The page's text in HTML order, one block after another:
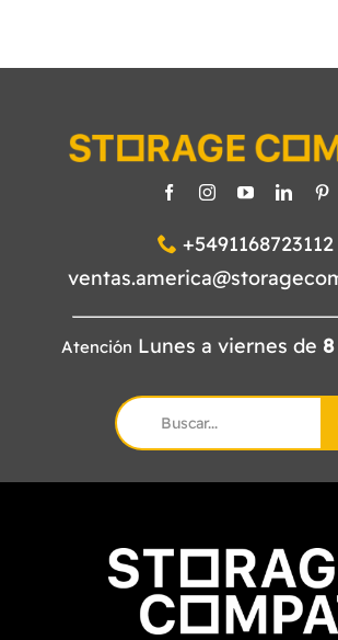
+5491168723112
Atención Lunes a viernes de 8
Search
for: